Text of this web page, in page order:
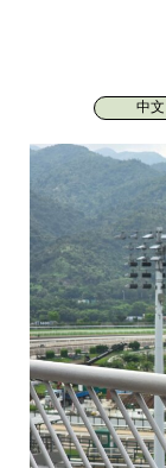
中文